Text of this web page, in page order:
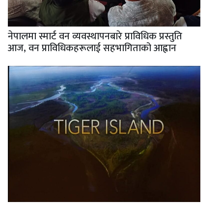
नेपालमा स्मार्ट वन व्यवस्थापनबारे प्राविधिक प्रस्तुति
आज, वन प्राविधिकहरूलाई सहभागिताको आह्वान